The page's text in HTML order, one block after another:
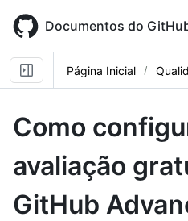
main
content
Documentos do
Página Inicial
Como
avaliação
GitHub